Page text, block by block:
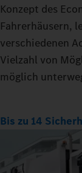
Konzept des
Fahrerhäusern,
verschiedenen
Vielzahl von
möglich
Bis zu 14